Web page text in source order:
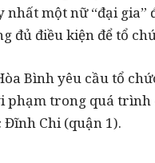
một nữ “đại gia”
đủ điều kiện để tổ
Bình yêu cầu tổ
phạm trong quá
Đĩnh Chi (quận 1).